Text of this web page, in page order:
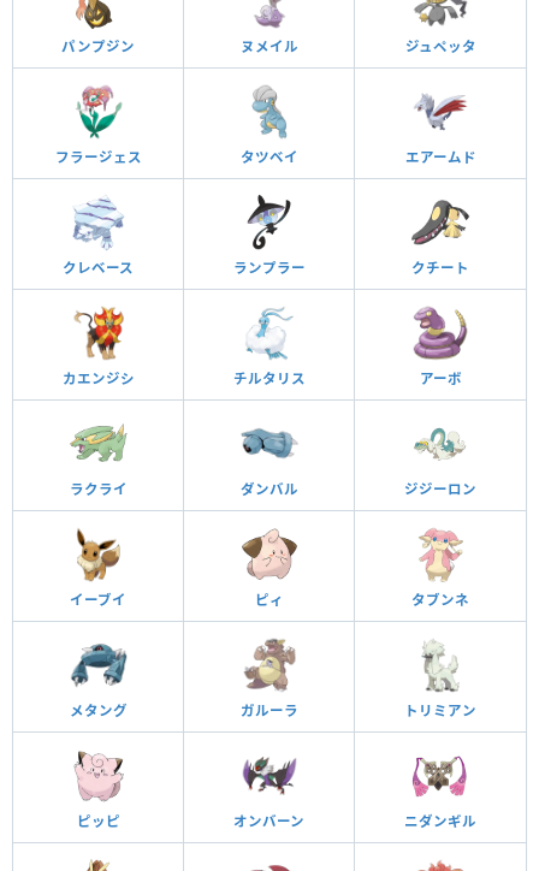
パンプジン ヌメイル ジュペッタ
フラージェス タツベイ エアームド
クレベース ランプラー クチート
カエンジシ チルタリス アーボ
ラクライ ダンバル ジジーロン
イーブイ ピィ タブンネ
メタング ガルーラ トリミアン
ピッピ オンバーン ニダンギル